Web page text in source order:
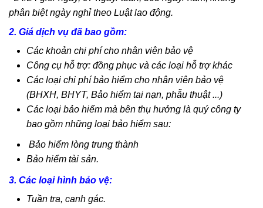
phân biệt ngày nghỉ theo Luật lao động.
2. Giá dịch vụ đã bao gồm:
Các khoản chi phí cho nhân viên bảo vệ
Công cụ hỗ trợ: đồng phục và các loại hỗ trợ khác
Các loại chi phí bảo hiểm cho nhân viên bảo vệ
(BHXH, BHYT, Bảo hiểm tai nạn, phẫu thuật ...)
Các loại bảo hiểm mà bên thụ hưởng là quý công ty
bao gồm những loại bảo hiểm sau:
Bảo hiểm lòng trung thành
Bảo hiểm tài sản.
3. Các loại hình bảo vệ:
Tuần tra, canh gác.